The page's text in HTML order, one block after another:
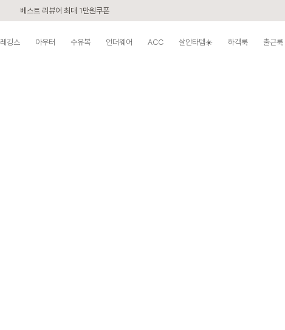
베스트 리뷰어 최대 1만원쿠폰
레깅스 아우터 수유복 언더웨어 ACC 살안타템☀️ 하객룩 출근룩